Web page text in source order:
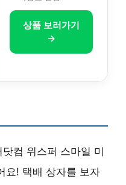
상품 보러가기
→
컴 위스퍼 스마일 미
요! 택배 상자를 보자